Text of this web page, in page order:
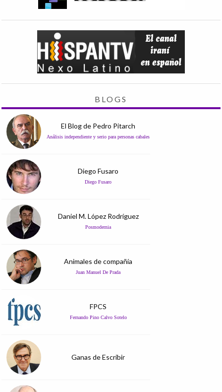
BLOGS
El Blog de Pedro Pitarch
Análisis independiente y serio para personas cabales
Diego Fusaro
Diego Fusaro
Daniel M. López Rodríguez
Posmodernia
Animales de compañía
Juan Manuel De Prada
FPCS
Fernando Pino Calvo Sotelo
Ganas de Escribir